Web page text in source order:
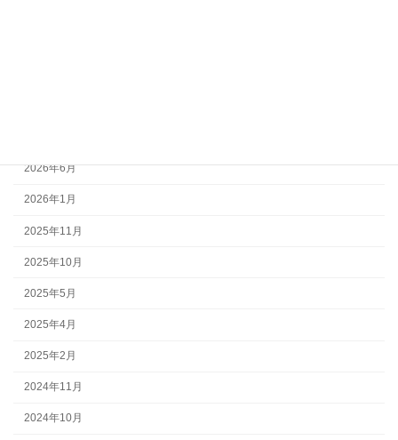
2026年6月
2026年1月
2025年11月
2025年10月
2025年5月
2025年4月
2025年2月
2024年11月
2024年10月